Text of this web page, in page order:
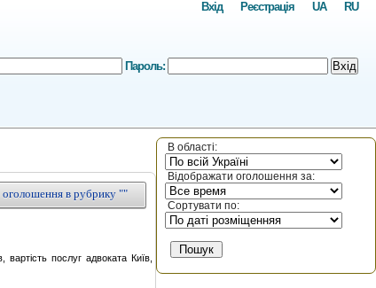
RU
UA
Реєстрація
Вхід
Пароль: Вхід
В області:
Відображати оголошення за:
Сортувати по:
в рубрику ""
послуг адвоката Київ,